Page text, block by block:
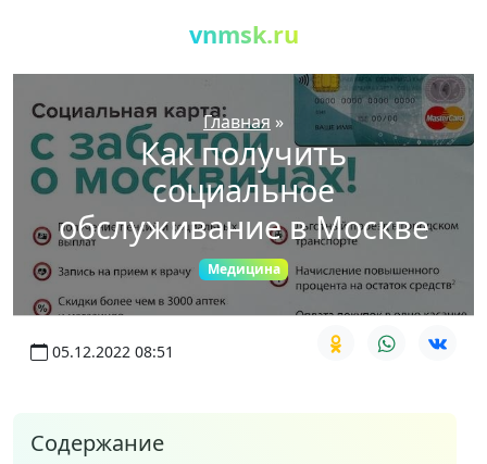
vnmsk.ru
Главная »
Как получить
социальное
обслуживание в Москве
Медицина
05.12.2022 08:51
Содержание